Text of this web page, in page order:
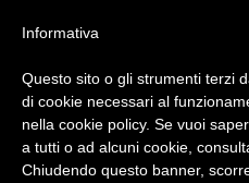
Informativa
Questo sito o gli strumenti terzi
di cookie necessari al
nella cookie policy. Se vuoi
a tutti o ad alcuni cookie,
Chiudendo questo banner,